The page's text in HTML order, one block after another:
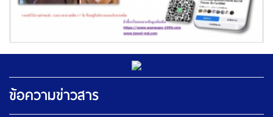
ข้อความข่าวสาร